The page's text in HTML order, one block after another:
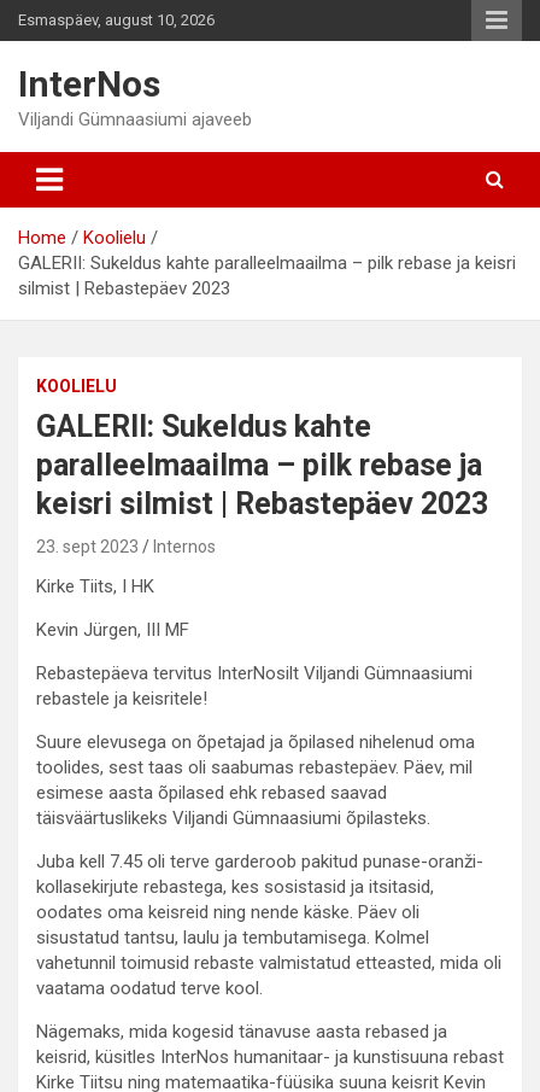
Skip
to
Esmaspäev, august 10, 2026
InterNos
Viljandi Gümnaasiumi ajaveeb
Home
Koolielu
GALERII: Sukeldus kahte paralleelmaailma – pilk rebase ja keisri
silmist | Rebastepäev 2023
KOOLIELU
GALERII: Sukeldus kahte
paralleelmaailma – pilk rebase ja
keisri silmist | Rebastepäev 2023
23. sept 2023 Internos
Kirke Tiits, I HK
Kevin Jürgen, III MF
Rebastepäeva tervitus InterNosilt Viljandi Gümnaasiumi
rebastele ja keisritele!
Suure elevusega on õpetajad ja õpilased nihelenud oma
toolides, sest taas oli saabumas rebastepäev. Päev, mil
esimese aasta õpilased ehk rebased saavad
täisväärtuslikeks Viljandi Gümnaasiumi õpilasteks.
Juba kell 7.45 oli terve garderoob pakitud punase-oranži-
kollasekirjute rebastega, kes sosistasid ja itsitasid,
oodates oma keisreid ning nende käske. Päev oli
sisustatud tantsu, laulu ja tembutamisega. Kolmel
vahetunnil toimusid rebaste valmistatud etteasted, mida oli
vaatama oodatud terve kool.
Nägemaks, mida kogesid tänavuse aasta rebased ja
keisrid, küsitles InterNos humanitaar- ja kunstisuuna rebast
Kirke Tiitsu ning matemaatika-füüsika suuna keisrit Kevin